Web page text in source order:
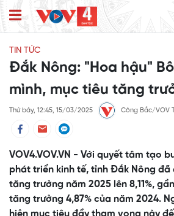
TIN TỨC
Đắk Nông: "Hoa hậu"
mình, mục tiêu tăng
Thứ bảy, 12:45, 15/03/2025 Công Bắc/VOV
VOV4.VOV.VN - Với quyết tâm tạo
phát triển kinh tế, tỉnh Đắk Nông đã
tăng trưởng năm 2025 lên 8,11%,
tăng trưởng 4,87% của năm 2024.